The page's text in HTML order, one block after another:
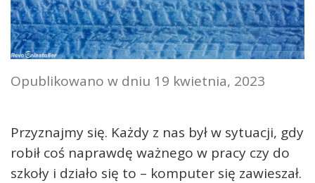
Opublikowano w dniu 19 kwietnia, 2023
Przyznajmy się. Każdy z nas był w sytuacji, gdy
robił coś naprawdę ważnego w pracy czy do
szkoły i działo się to – komputer się zawieszał.